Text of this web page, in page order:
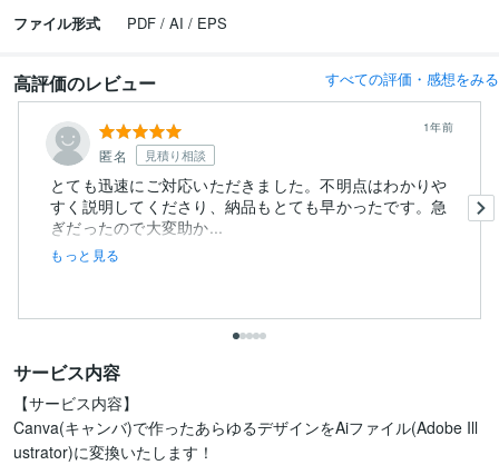
ファイル形式
PDF / AI / EPS
高評価のレビュー すべての評価・感想をみる
匿名 見積り相談
1年前
とても迅速にご対応いただきました。不明点はわかりや
すく説明してくださり、納品もとても早かったです。急
ぎだったので大変助か...
もっと見る
サービス内容
【サービス内容】
Canva(キャンバ)で作ったあらゆるデザインをAiファイル(Adobe Ill
ustrator)に変換いたします！